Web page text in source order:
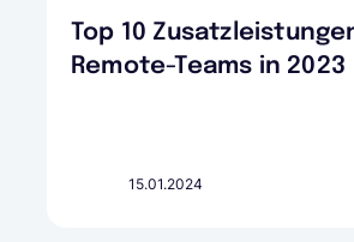
Top 10
Remote-Teams in 2023
15.01.2024